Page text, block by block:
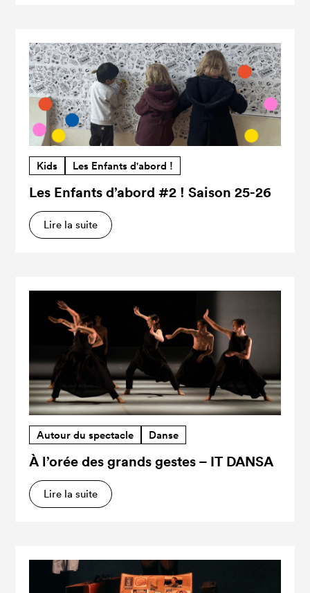
Kids Les Enfants d'abord !
Les Enfants d’abord #2 ! Saison 25-26
Lire la suite
Autour du spectacle Danse
À l’orée des grands gestes – IT DANSA
Lire la suite